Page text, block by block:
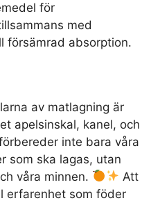
för
med
försämrad absorption.
av matlagning är
apelsinskal, kanel, och
inte bara våra
som ska lagas, utan
våra minnen.
Att
erfarenhet som föder